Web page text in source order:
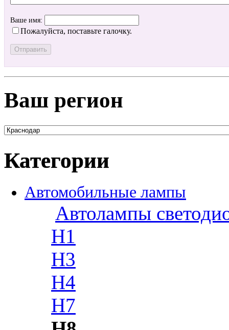
Ваше имя:
Пожалуйста, поставьте галочку.
Ваш регион
Категории
Автомобильные лампы
Автолампы
H1
H3
H4
H7